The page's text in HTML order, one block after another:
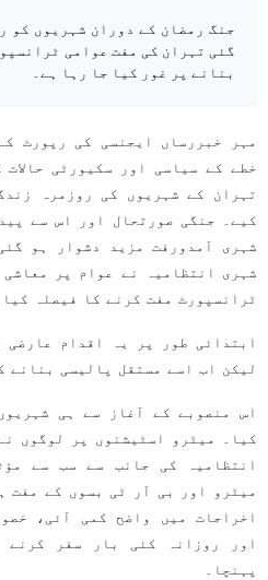
جنگ رمضان کے دوران شہریوں کو
گئی تہران کی مفت عوامی
بنانے پر غور کیا جا رہا ہے۔
مہر خبررساں ایجنسی کی رپورٹ
خطے کے سیاسی اور سکیورٹی
تہران کے شہریوں کی روزمرہ
کیے۔ جنگی صورتحال اور اس سے
شہری آمدورفت مزید دشوار ہو
شہری انتظامیہ نے عوام پر
ٹرانسپورٹ مفت کرنے کا فیصلہ
ابتدائی طور پر یہ اقدام
لیکن اب اسے مستقل پالیسی بنانے
اس منصوبے کے آغاز سے ہی
کیا۔ میٹرو اسٹیشنوں پر لوگوں
انتظامیہ کی جانب سے سب سے
میٹرو اور بی آر ٹی بسوں کے مفت
اخراجات میں واضح کمی آئی،
اور روزانہ کئی بار سفر کرنے
پہنچا۔